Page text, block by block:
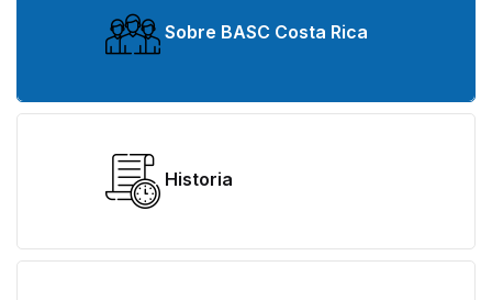
Sobre BASC Costa Rica
Historia